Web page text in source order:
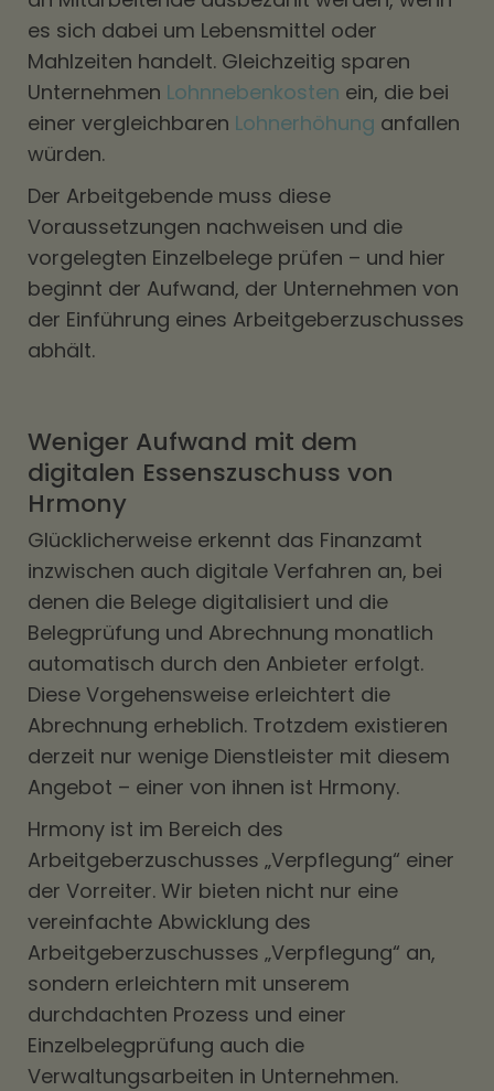
es sich dabei um Lebensmittel oder
Mahlzeiten handelt. Gleichzeitig sparen
Unternehmen Lohnnebenkosten ein, die bei
einer vergleichbaren Lohnerhöhung anfallen
würden.
Der Arbeitgebende muss diese
Voraussetzungen nachweisen und die
vorgelegten Einzelbelege prüfen – und hier
beginnt der Aufwand, der Unternehmen von
der Einführung eines Arbeitgeberzuschusses
abhält.
Weniger Aufwand mit dem
digitalen Essenszuschuss von
Hrmony
Glücklicherweise erkennt das Finanzamt
inzwischen auch digitale Verfahren an, bei
denen die Belege digitalisiert und die
Belegprüfung und Abrechnung monatlich
automatisch durch den Anbieter erfolgt.
Diese Vorgehensweise erleichtert die
Abrechnung erheblich. Trotzdem existieren
derzeit nur wenige Dienstleister mit diesem
Angebot – einer von ihnen ist Hrmony.
Hrmony ist im Bereich des
Arbeitgeberzuschusses „Verpflegung“ einer
der Vorreiter. Wir bieten nicht nur eine
vereinfachte Abwicklung des
Arbeitgeberzuschusses „Verpflegung“ an,
sondern erleichtern mit unserem
durchdachten Prozess und einer
Einzelbelegprüfung auch die
Verwaltungsarbeiten in Unternehmen.